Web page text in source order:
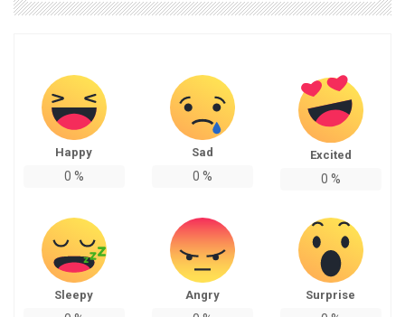
Happy
0 %
Sad
0 %
Excited
0 %
Sleepy Angry Surprise